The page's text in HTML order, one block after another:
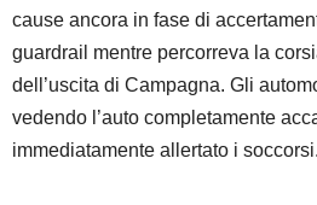
cause ancora in fase di
guardrail mentre percorreva la
dell’uscita di Campagna. Gli
vedendo l’auto completamente
immediatamente allertato i soccorsi.